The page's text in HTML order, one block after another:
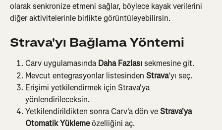
olarak senkronize etmeni sağlar, böylece kayak verilerini
diğer aktivitelerinle birlikte görüntüleyebilirsin.
Strava'yı Bağlama Yöntemi
Carv uygulamasında Daha Fazlası sekmesine git.
Mevcut entegrasyonlar listesinden Strava'yı seç.
Erişimi yetkilendirmek için Strava'ya
yönlendirileceksin.
Yetkilendirildikten sonra Carv'a dön ve Strava'ya
Otomatik Yükleme özelliğini aç.